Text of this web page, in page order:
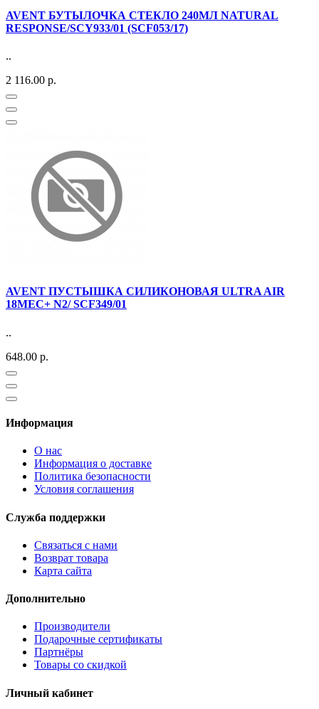
AVENT БУТЫЛОЧКА СТЕКЛО 240МЛ NATURAL
RESPONSE/SCY933/01 (SCF053/17)
..
2 116.00 р.
AVENT ПУСТЫШКА СИЛИКОНОВАЯ ULTRA AIR
18МЕС+ N2/ SCF349/01
..
648.00 р.
Информация
О нас
Информация о доставке
Политика безопасности
Условия соглашения
Служба поддержки
Связаться с нами
Возврат товара
Карта сайта
Дополнительно
Производители
Подарочные сертификаты
Партнёры
Товары со скидкой
Личный кабинет